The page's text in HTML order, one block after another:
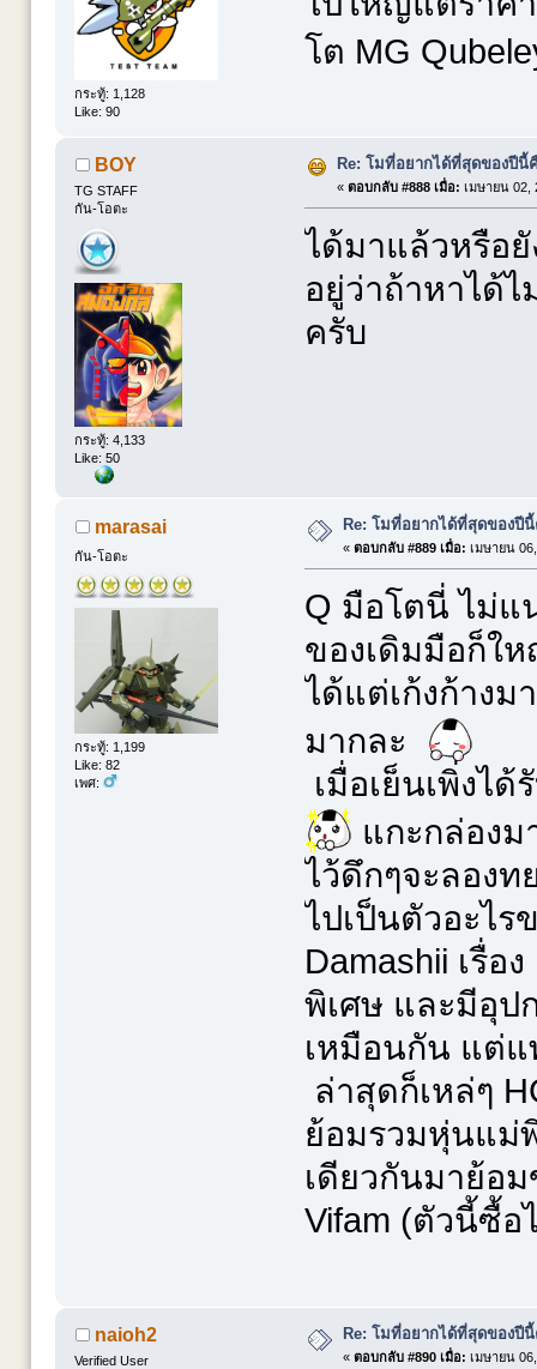
กระทู้: 1,128
Like: 90
โต MG
BOY
TG STAFF
กัน-โอตะ
กระทู้: 4,133
Like: 50
Re: โมที่อยากได้ที่สุดของปีนี้
« ตอบกลับ #888 เมื่อ: เมษายน 02,
ได้มาแล้วหรือ
อยู่ว่าถ้าหาได้
ครับ
marasai
กัน-โอตะ
กระทู้: 1,199
Like: 82
เพศ:
Re: โมที่อยากได้ที่สุดของปี
« ตอบกลับ #889 เมื่อ: เมษายน
Q มือโตนี่ ไม่แ
ของเดิมมือก็ใ
ได้แต่เก้งก้างม
มากละ
เมื่อเย็นเพิ่งไ
แกะกล่องม
ไว้ดึกๆจะลอง
ไปเป็นตัวอะไร
Damashii เรื่อ
พิเศษ และมีอุป
เหมือนกัน แต่แ
ล่าสุดก็เหล่ๆ
ย้อมรวมหุ่นแม่
เดียวกันมาย้อ
Vifam (ตัวนี้ซื้
naioh2
Verified User
Re: โมที่อยากได้ที่สุดของปี
« ตอบกลับ #890 เมื่อ: เมษายน